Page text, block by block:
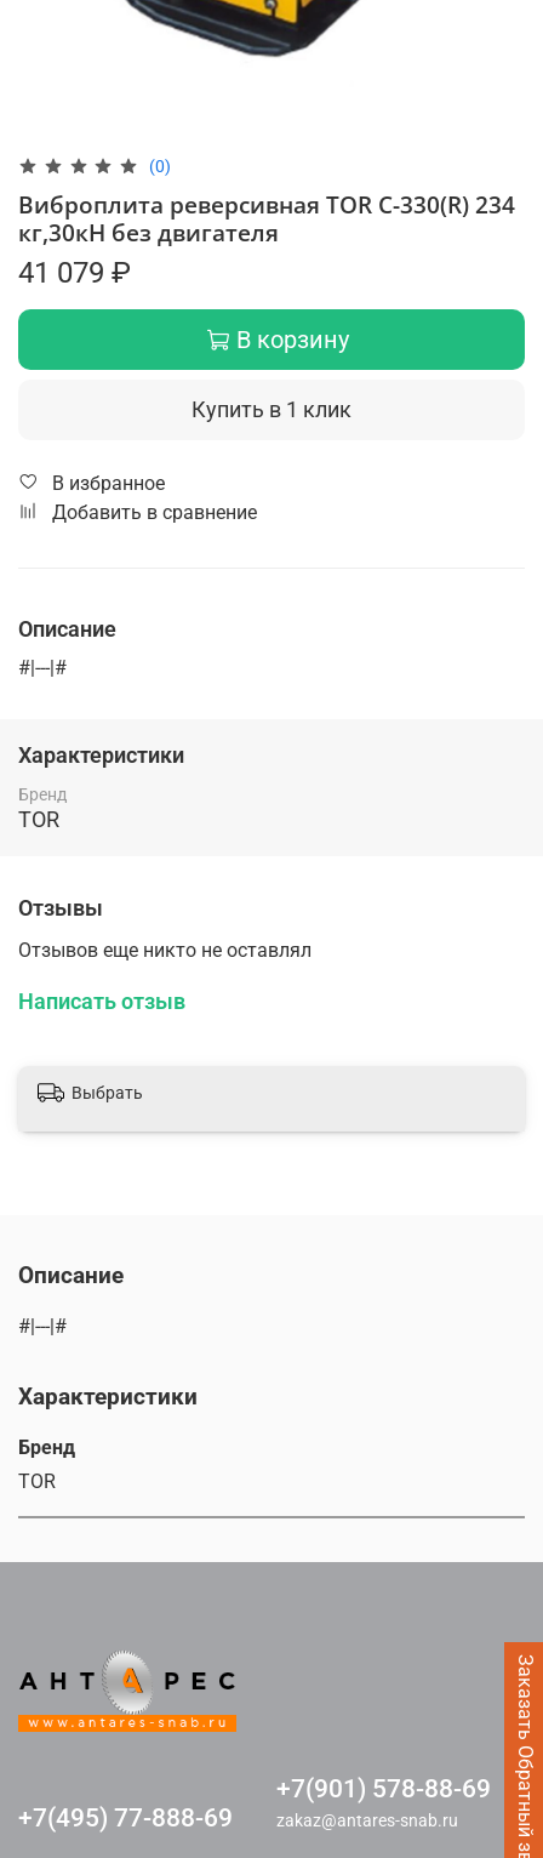
Заказать Обратный звонок
(0)
Виброплита реверсивная TOR C-330(R) 234
кг,30кН без двигателя
41 079 ₽
В корзину
Купить в 1 клик
В избранное
Добавить в сравнение
Описание
#|---|#
Характеристики
Бренд
TOR
Отзывы
Отзывов еще никто не оставлял
Написать отзыв
Выбрать
Описание
#|---|#
Характеристики
Бренд
TOR
+7(495) 77-888-69
+7(901) 578-88-69
zakaz@antares-snab.ru